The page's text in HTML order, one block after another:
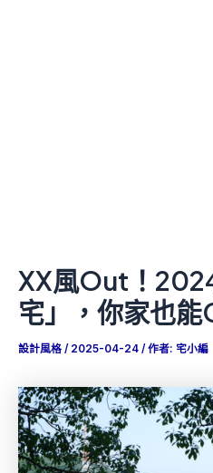
XX風Out！
宅」，你家也能
設計風格 / 2025-04-24 / 作者: 宅小編